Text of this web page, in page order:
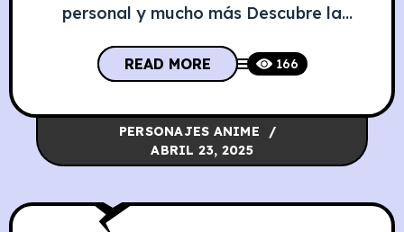
personal y mucho más Descubre la
más excéntrica y brillante de Attack on
Titan. Su pasión por los titanes y su
sacrificio final la convierten en una figura
inolvidable.​ Información Personal de
Hange Zoë Atributo Detalle Nombre de
READ MORE 166
PERSONAJES ANIME
ABRIL 23, 2025